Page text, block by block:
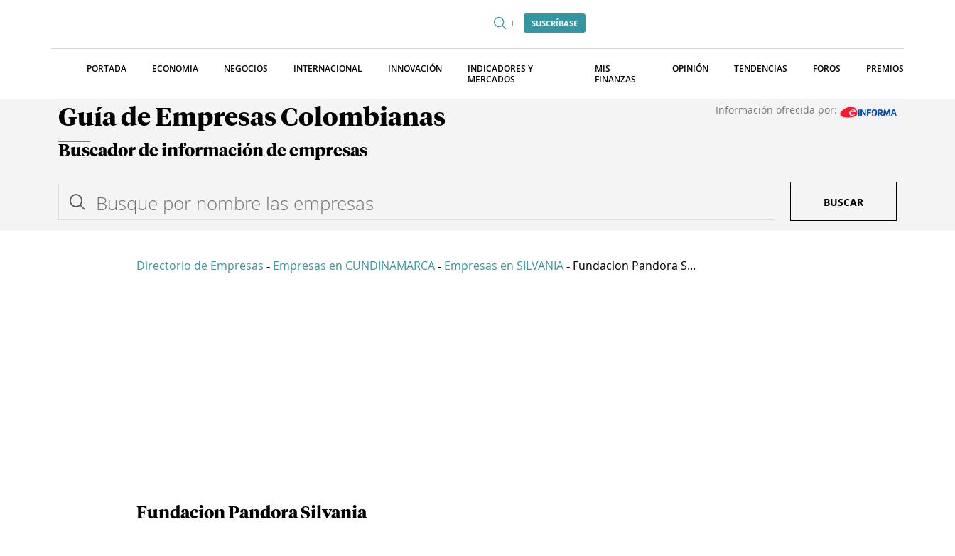
SUSCRÍBASE
PORTADA ECONOMIA NEGOCIOS INTERNACIONAL INNOVACIÓN
INDICADORES Y
MERCADOS
MIS
FINANZAS
OPINIÓN TENDENCIAS FOROS PREMIOS
Guía de Empresas Colombianas Información ofrecida por:
Buscador de información de empresas
BUSCAR
Directorio de Empresas - Empresas en CUNDINAMARCA - Empresas en SILVANIA - Fundacion Pandora S...
Fundacion Pandora Silvania